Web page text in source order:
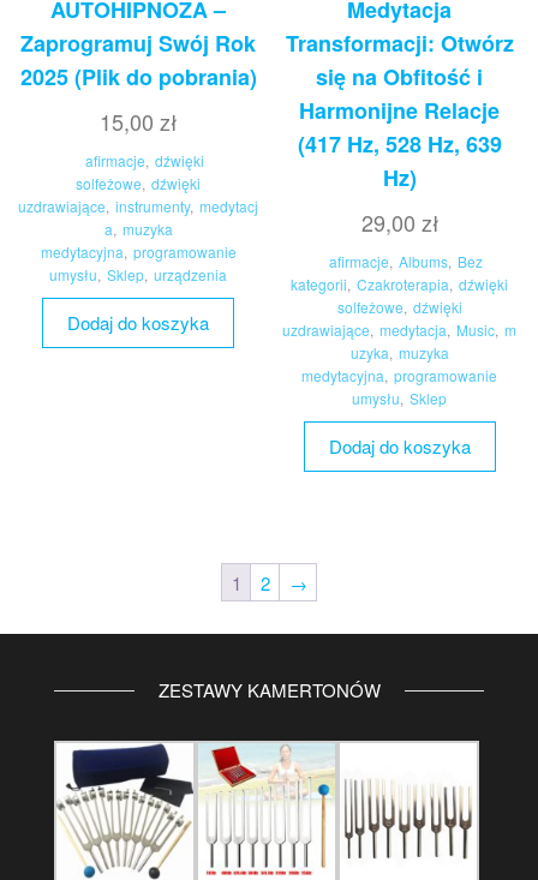
AUTOHIPNOZA –
Zaprogramuj Swój Rok
2025 (Plik do pobrania)
15,00zł
afirmacje, dźwięki
solfeżowe, dźwięki
uzdrawiające, instrumenty, medytacj
a, muzyka
medytacyjna, programowanie
umysłu, Sklep, urządzenia
Dodaj do koszyka
Medytacja
Transformacji: Otwórz
się na Obfitość i
Harmonijne Relacje
(417 Hz, 528 Hz, 639
Hz)
29,00 zł
afirmacje, Albums, Bez
kategorii, Czakroterapia, dźwięki
solfeżowe, dźwięki
uzdrawiające, medytacja, Music, m
uzyka, muzyka
medytacyjna, programowanie
umysłu, Sklep
Dodaj do koszyka
1 2 →
ZESTAWY KAMERTONÓW